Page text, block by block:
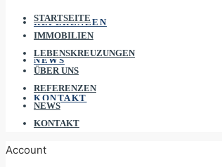
REFERENZEN
NEWS
KONTAKT
STARTSEITE
IMMOBILIEN
LEBENSKREUZUNGEN
ÜBER UNS
REFERENZEN
NEWS
KONTAKT
Account